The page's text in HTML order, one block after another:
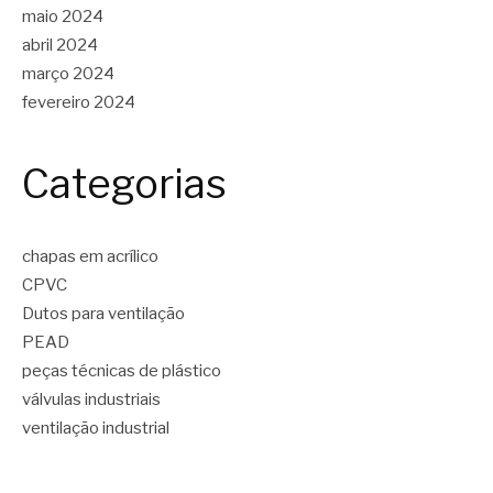
maio 2024
abril 2024
março 2024
fevereiro 2024
Categorias
chapas em acrílico
CPVC
Dutos para ventilação
PEAD
peças técnicas de plástico
válvulas industriais
ventilação industrial